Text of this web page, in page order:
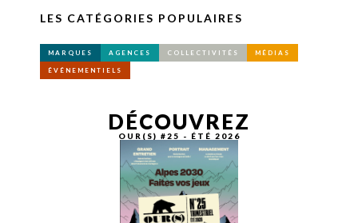
LES CATÉGORIES POPULAIRES
MARQUES AGENCES COLLECTIVITÉS MÉDIAS
ÉVÉNEMENTIELS
DÉCOUVREZ
OUR(S) #25 - ÉTÉ 2026